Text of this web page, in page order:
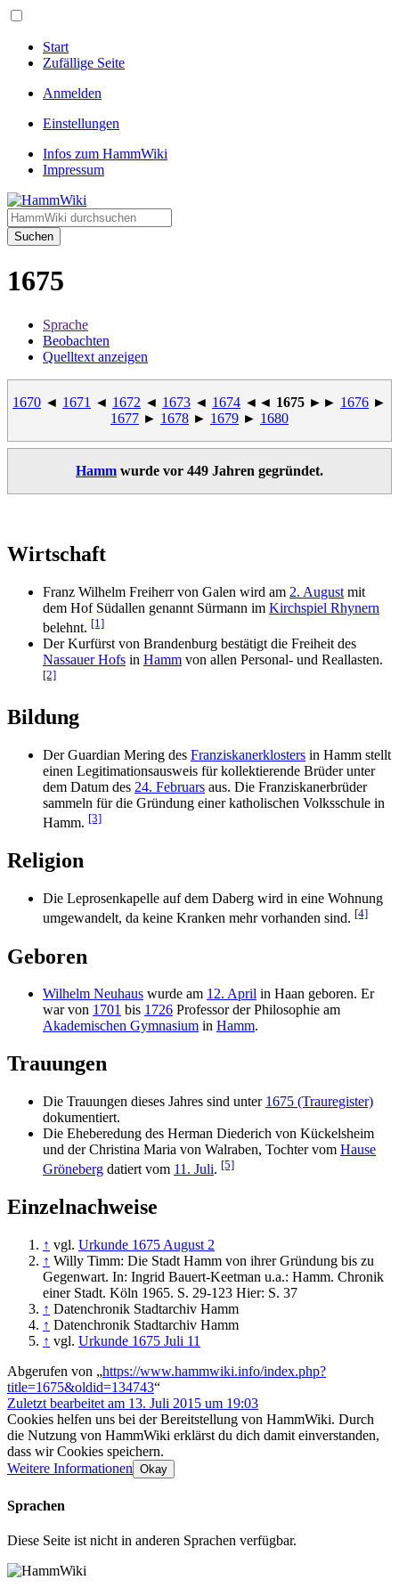
Start
Zufällige Seite
Anmelden
Einstellungen
Infos zum HammWiki
Impressum
Suchen
1675
Sprache
Beobachten
Quelltext anzeigen
1670 ◄ 1671 ◄ 1672 ◄ 1673 ◄ 1674 ◄◄ 1675 ►► 1676 ►
1677 ► 1678 ► 1679 ► 1680
Hamm wurde vor 449 Jahren gegründet.
Wirtschaft
Franz Wilhelm Freiherr von Galen wird am 2. August mit
dem Hof Südallen genannt Sürmann im Kirchspiel Rhynern
belehnt. [1]
Der Kurfürst von Brandenburg bestätigt die Freiheit des
Nassauer Hofs in Hamm von allen Personal- und Reallasten.
[2]
Bildung
Der Guardian Mering des Franziskanerklosters in Hamm stellt
einen Legitimationsausweis für kollektierende Brüder unter
dem Datum des 24. Februars aus. Die Franziskanerbrüder
sammeln für die Gründung einer katholischen Volksschule in
Hamm. [3]
Religion
Die Leprosenkapelle auf dem Daberg wird in eine Wohnung
umgewandelt, da keine Kranken mehr vorhanden sind. [4]
Geboren
Wilhelm Neuhaus wurde am 12. April in Haan geboren. Er
war von 1701 bis 1726 Professor der Philosophie am
Akademischen Gymnasium in Hamm.
Trauungen
Die Trauungen dieses Jahres sind unter 1675 (Trauregister)
dokumentiert.
Die Eheberedung des Herman Diederich von Kückelsheim
und der Christina Maria von Walraben, Tochter vom Hause
Gröneberg datiert vom 11. Juli. [5]
Einzelnachweise
↑ vgl. Urkunde 1675 August 2
↑ Willy Timm: Die Stadt Hamm von ihrer Gründung bis zu
Gegenwart. In: Ingrid Bauert-Keetman u.a.: Hamm. Chronik
einer Stadt. Köln 1965. S. 29-123 Hier: S. 37
↑ Datenchronik Stadtarchiv Hamm
↑ Datenchronik Stadtarchiv Hamm
↑ vgl. Urkunde 1675 Juli 11
Abgerufen von „https://www.hammwiki.info/index.php?
title=1675&oldid=134743“
Zuletzt bearbeitet am 13. Juli 2015 um 19:03
Cookies helfen uns bei der Bereitstellung von HammWiki. Durch
die Nutzung von HammWiki erklärst du dich damit einverstanden,
dass wir Cookies speichern.
Weitere Informationen Okay
Sprachen
Diese Seite ist nicht in anderen Sprachen verfügbar.